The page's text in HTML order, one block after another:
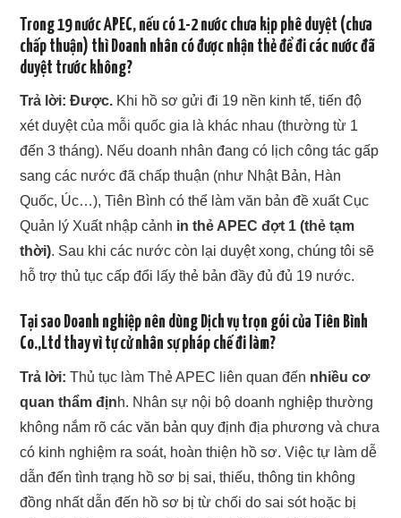
Trong 19 nước APEC, nếu có 1-2 nước chưa kịp phê duyệt (chưa
chấp thuận) thì Doanh nhân có được nhận thẻ để đi các nước đã
duyệt trước không?
Trả lời: Được. Khi hồ sơ gửi đi 19 nền kinh tế, tiến độ
xét duyệt của mỗi quốc gia là khác nhau (thường từ 1
đến 3 tháng). Nếu doanh nhân đang có lịch công tác gấp
sang các nước đã chấp thuận (như Nhật Bản, Hàn
Quốc, Úc…), Tiên Bình có thể làm văn bản đề xuất Cục
Quản lý Xuất nhập cảnh in thẻ APEC đợt 1 (thẻ tạm
thời). Sau khi các nước còn lại duyệt xong, chúng tôi sẽ
hỗ trợ thủ tục cấp đổi lấy thẻ bản đầy đủ đủ 19 nước.
Tại sao Doanh nghiệp nên dùng Dịch vụ trọn gói của Tiên Bình
Co.,Ltd thay vì tự cử nhân sự pháp chế đi làm?
Trả lời: Thủ tục làm Thẻ APEC liên quan đến nhiều cơ
quan thẩm định. Nhân sự nội bộ doanh nghiệp thường
không nắm rõ các văn bản quy định địa phương và chưa
có kinh nghiệm ra soát, hoàn thiện hồ sơ. Việc tự làm dễ
dẫn đến tình trạng hồ sơ bị sai, thiếu, thông tin không
đồng nhất dẫn đến hồ sơ bị từ chối do sai sót hoặc bị